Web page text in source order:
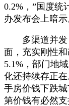
0.2%，”国度统
办发布会上暗
多渠道并发
面，充实刚性
5.1%，部门地
化还持续存正
手房价钱下跌
第价钱有必然支